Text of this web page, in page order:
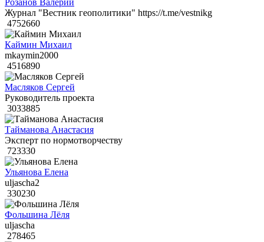
Розанов Валерий
Журнал "Вестник геополитики" https://t.me/vestnikg
4752660
Каймин Михаил
mkaymin2000
4516890
Масляков Сергей
Руководитель проекта
3033885
Тайманова Анастасия
Эксперт по нормотворчеству
723330
Ульянова Елена
uljascha2
330230
Фольшина Лёля
uljascha
278465